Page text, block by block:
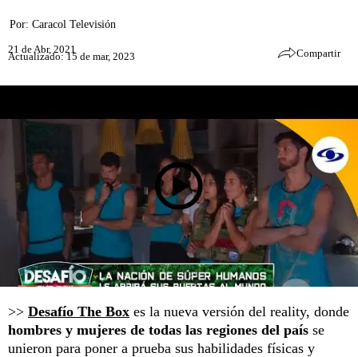
Por: Caracol Televisión
21 de Abr, 2021
Actualizado: 15 de mar, 2023 Compartir
>> Desafío The Box es la nueva versión del reality, donde
hombres y mujeres de todas las regiones del país se
unieron para poner a prueba sus habilidades físicas y